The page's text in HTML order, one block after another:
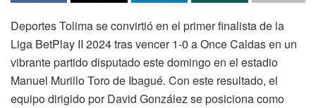
Deportes Tolima se convirtió en el primer finalista de la
Liga BetPlay II 2024 tras vencer 1-0 a Once Caldas en un
vibrante partido disputado este domingo en el estadio
Manuel Murillo Toro de Ibagué. Con este resultado, el
equipo dirigido por David González se posiciona como